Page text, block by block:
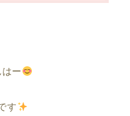
ー
す